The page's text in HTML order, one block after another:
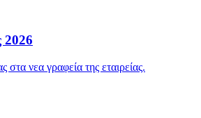
2026
στα νεα γραφεία της εταιρείας.